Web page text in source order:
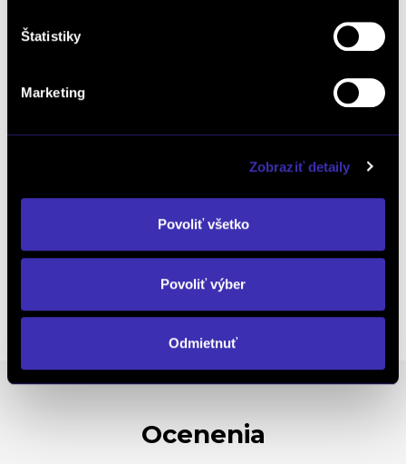
Štatistiky
Marketing
Zobraziť detaily
Povoliť všetko
Povoliť výber
Odmietnuť
Kalkulácia financovania
Výkup vozidiel
Ocenenia